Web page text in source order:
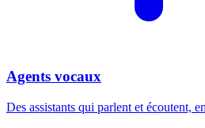
Agents vocaux
Des assistants qui parlent et écoutent,